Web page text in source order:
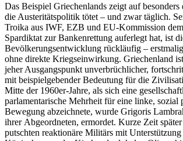
Das Beispiel Griechenlands zeigt auf besonders
die Austeritätspolitik tötet – und zwar täglich.
Troika aus IWF, EZB und EU-Kommission
Spardiktat zur Bankenrettung auferlegt hat, ist
Bevölkerungsentwicklung rückläufig –
ohne direkte Kriegseinwirkung. Griechenland
jeher Ausgangspunkt unverbrüchlicher,
mit beispielgebender Bedeutung für die
Mitte der 1960er-Jahre, als sich eine
parlamentarische Mehrheit für eine linke, sozial
Bewegung abzeichnete, wurde Grigoris
ihrer Abgeordneten, ermordet. Kurze Zeit später
putschten reaktionäre Militärs mit Unterstützung